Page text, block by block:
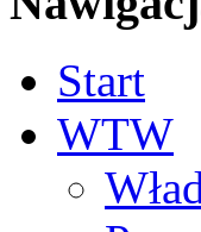
Start
WTW